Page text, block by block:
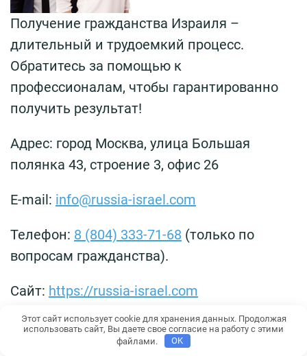
Получение гражданства Израиля –
длительный и трудоемкий процесс.
Обратитесь за помощью к
профессионалам, чтобы гарантированно
получить результат!
Адрес: город Москва, улица Большая
полянка 43, строение 3, офис 26
E-mail: info@russia-israel.com
Телефон: 8 (804) 333-71-68 (только по
вопросам гражданства).
Сайт: https://russia-israel.com
Этот сайт использует cookie для хранения данных. Продолжая
использовать сайт, Вы даете свое согласие на работу с этими
файлами.
OK